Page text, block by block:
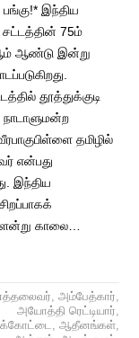
பங்கு!* இந்திய
சட்டத்தின் 75ம்
ஆண்டு இன்று
தூத்துக்குடி
தமிழில்
என்பது
இந்திய
காலை…
, அம்பேத்கார்,
அயோத்தி ரெட்டியார்,
, ஆதீனங்கள்,